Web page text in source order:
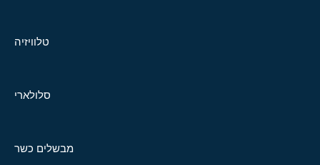
טלוויזיה
סלולארי
מבשלים כשר